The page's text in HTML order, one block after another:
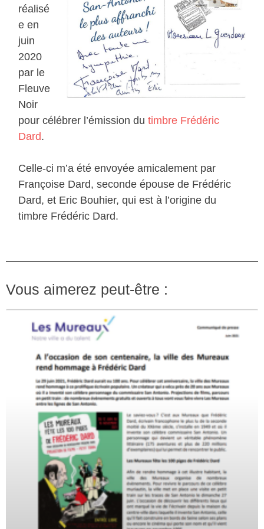
réalisé
e en
juin
2020
par le
Fleuve
Noir
pour célébrer l’émission dutimbre Frédéric
Dard.
Celle-ci m’a été envoyée amicalement par
Françoise Dard, seconde épouse de Frédéric
Dard, et Eric Bouhier, qui est à l’origine du
timbre Frédéric Dard.
Vous aimerez peut-être :